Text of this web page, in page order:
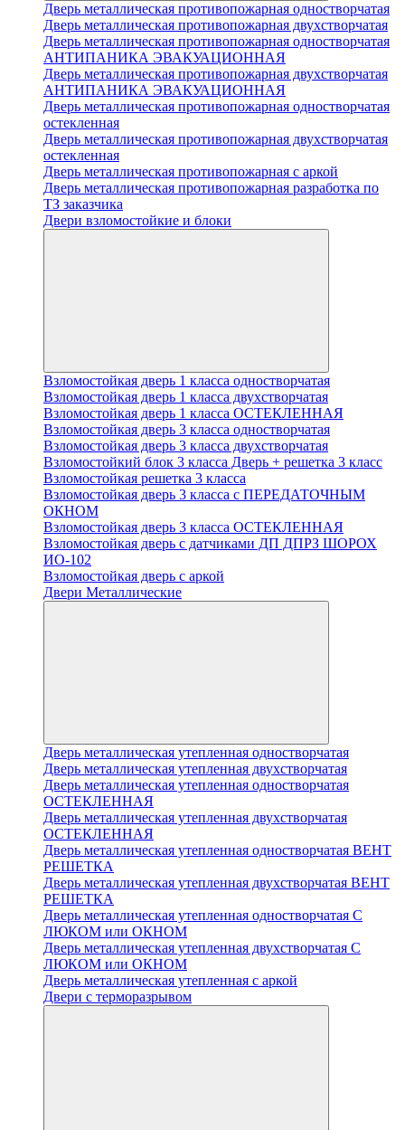
Дверь металлическая противопожарная одностворчатая
Дверь металлическая противопожарная двухстворчатая
Дверь металлическая противопожарная одностворчатая
АНТИПАНИКА ЭВАКУАЦИОННАЯ
Дверь металлическая противопожарная двухстворчатая
АНТИПАНИКА ЭВАКУАЦИОННАЯ
Дверь металлическая противопожарная одностворчатая
остекленная
Дверь металлическая противопожарная двухстворчатая
остекленная
Дверь металлическая противопожарная с аркой
Дверь металлическая противопожарная разработка по
ТЗ заказчика
Двери взломостойкие и блоки
Взломостойкая дверь 1 класса одностворчатая
Взломостойкая дверь 1 класса двухстворчатая
Взломостойкая дверь 1 класса ОСТЕКЛЕННАЯ
Взломостойкая дверь 3 класса одностворчатая
Взломостойкая дверь 3 класса двухстворчатая
Взломостойкий блок 3 класса Дверь + решетка 3 класс
Взломостойкая решетка 3 класса
Взломостойкая дверь 3 класса с ПЕРЕДАТОЧНЫМ
ОКНОМ
Взломостойкая дверь 3 класса ОСТЕКЛЕННАЯ
Взломостойкая дверь с датчиками ДП ДПРЗ ШОРОХ
ИО-102
Взломостойкая дверь с аркой
Двери Металлические
Дверь металлическая утепленная одностворчатая
Дверь металлическая утепленная двухстворчатая
Дверь металлическая утепленная одностворчатая
ОСТЕКЛЕННАЯ
Дверь металлическая утепленная двухстворчатая
ОСТЕКЛЕННАЯ
Дверь металлическая утепленная одностворчатая ВЕНТ
РЕШЕТКА
Дверь металлическая утепленная двухстворчатая ВЕНТ
РЕШЕТКА
Дверь металлическая утепленная одностворчатая С
ЛЮКОМ или ОКНОМ
Дверь металлическая утепленная двухстворчатая С
ЛЮКОМ или ОКНОМ
Дверь металлическая утепленная с аркой
Двери с терморазрывом